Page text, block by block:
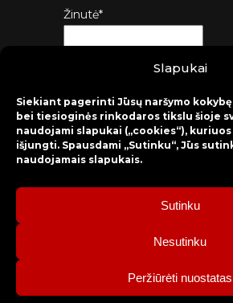
Slapukai
Siekiant pagerinti Jūsų naršymo
bei tiesioginės rinkodaros tikslu šioje
naudojami slapukai („cookies“),
išjungti. Spausdami „Sutinku“, Jūs
naudojamais slapukais.
Sutinku
Nesutinku
Peržiūrėti nuostatas
Žinutė*
2026 © Raseinių rajono
+370 428 52 579.